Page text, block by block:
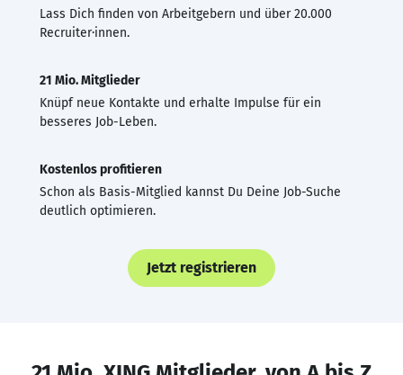
Lass Dich finden von Arbeitgebern und über 20.000
Recruiter·innen.
21 Mio. Mitglieder
Knüpf neue Kontakte und erhalte Impulse für ein
besseres Job-Leben.
Kostenlos profitieren
Schon als Basis-Mitglied kannst Du Deine Job-Suche
deutlich optimieren.
Jetzt registrieren